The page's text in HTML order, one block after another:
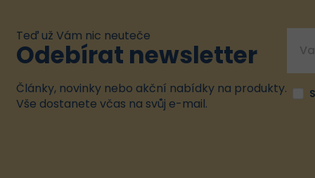
Teď už Vám nic neuteče
Odebírat newsletter
Články, novinky nebo akční nabídky na produkty.
Vše dostanete včas na svůj e-mail.